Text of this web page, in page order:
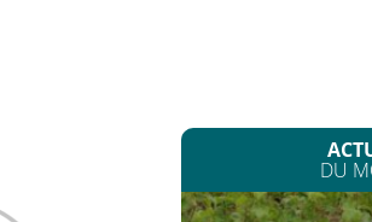
DU